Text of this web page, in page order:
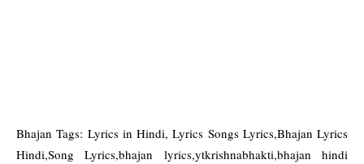
Bhajan Tags: Lyrics in Hindi, Lyrics Songs Lyrics,Bhajan Lyrics
Hindi,Song Lyrics,bhajan lyrics,ytkrishnabhakti,bhajan hindi